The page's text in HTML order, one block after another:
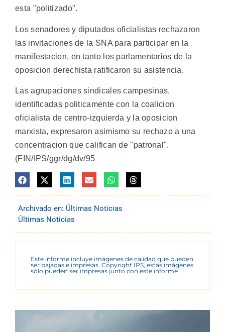
esta "politizado".
Los senadores y diputados oficialistas rechazaron
las invitaciones de la SNA para participar en la
manifestacion, en tanto los parlamentarios de la
oposicion derechista ratificaron su asistencia.
Las agrupaciones sindicales campesinas,
identificadas politicamente con la coalicion
oficialista de centro-izquierda y la oposicion
marxista, expresaron asimismo su rechazo a una
concentracion que califican de "patronal".
(FIN/IPS/ggr/dg/dv/95
Archivado en: Últimas Noticias
Últimas Noticias
Este informe incluye imágenes de calidad que pueden
ser bajadas e impresas. Copyright IPS, estas imágenes
sólo pueden ser impresas junto con este informe